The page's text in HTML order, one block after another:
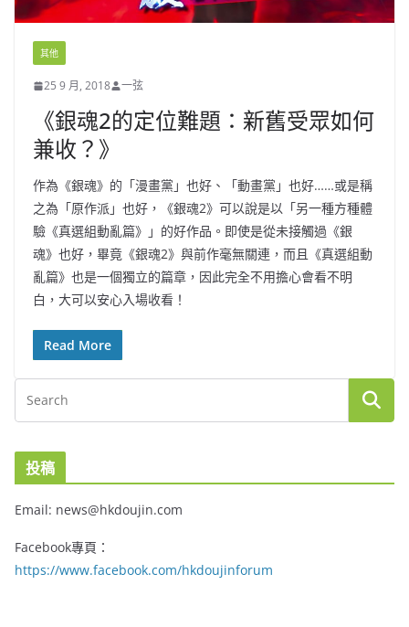
其他
25 9 月, 2018 一弦
《銀魂2的定位難題：新舊受眾如何
兼收？》
作為《銀魂》的「漫畫黨」也好、「動畫黨」也好……或是稱
之為「原作派」也好，《銀魂2》可以說是以「另一種方種體
驗《真選組動亂篇》」的好作品。即使是從未接觸過《銀
魂》也好，畢竟《銀魂2》與前作毫無關連，而且《真選組動
亂篇》也是一個獨立的篇章，因此完全不用擔心會看不明
白，大可以安心入場收看！
Read More
投稿
Email: news@hkdoujin.com
Facebook專頁：
https://www.facebook.com/hkdoujinforum